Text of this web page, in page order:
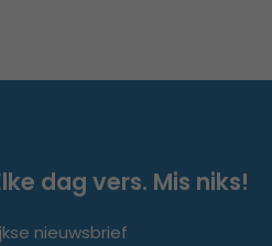
dag vers. Mis niks!
nieuwsbrief